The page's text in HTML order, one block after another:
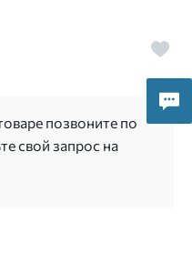
позвоните по
свой запрос на